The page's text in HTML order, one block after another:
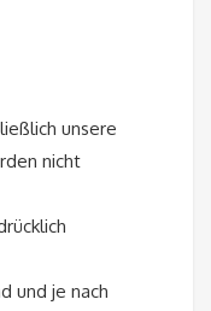
unsere
nicht
und je nach